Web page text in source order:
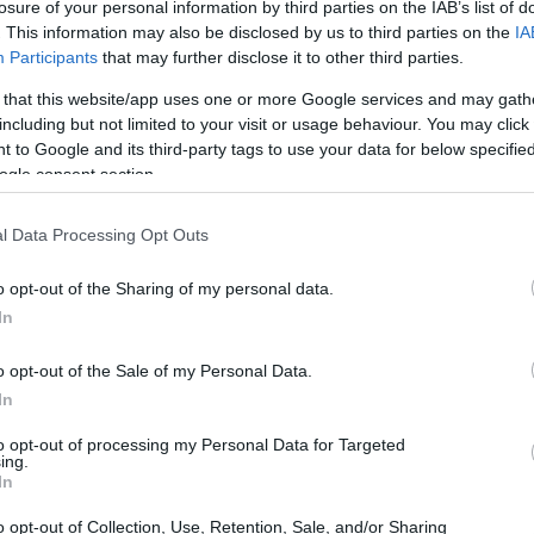
of your personal information by third parties on the IAB’s list of
This information may also be disclosed by us to third parties on the
Participants that may further disclose it to other third parties.
that this website/app uses one or more Google services and may
but not limited to your visit or usage behaviour. You may
to Google and its third-party tags to use your data for below
consent section.
Data Processing Opt Outs
opt-out of the Sharing of my personal data.
opt-out of the Sale of my Personal Data.
opt-out of processing my Personal Data for Targeted
opt-out of Collection, Use, Retention, Sale, and/or Sharing
e Trasformazione Digitale
la differenza tradigitalizzazionee
utilizzati come sinonimi, questi termini
implicazioni significative per le piccole e
si riferisce al processo di conversione di
mentre la trasformazione digitale implica
nelle modalità operative e strategiche delle